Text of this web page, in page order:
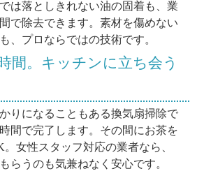
は落としきれない油の固着も、業
で除去できます。素材を傷めない
、プロならではの技術です。
間。キッチンに立ち会う
りになることもある換気扇掃除で
間で完了します。その間にお茶を
女性スタッフ対応の業者なら、
らうのも気兼ねなく安心です。